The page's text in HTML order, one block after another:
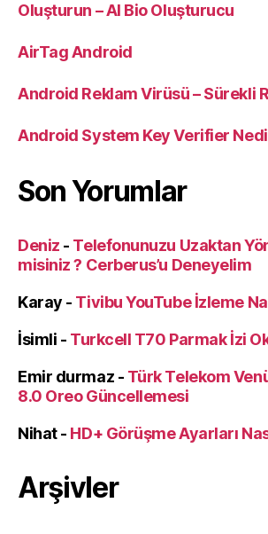
Oluşturun – AI Bio Oluşturucu
AirTag Android
Android Reklam Virüsü – Sürekli
Android System Key Verifier
Son Yorumlar
Deniz - Telefonunuzu Uzaktan
misiniz ? Cerberus’u Deneyelim
Karay - Tivibu YouTube İzleme
İsimli - Turkcell T70 Parmak İzi
Emir durmaz - Türk Telekom
8.0 Oreo Güncellemesi
Nihat- HD+ Görüşme Ayarları
Arşivler